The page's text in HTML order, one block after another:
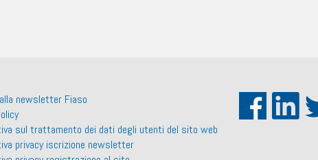
newsletter Fiaso
sul trattamento dei dati degli utenti del sito web
privacy iscrizione newsletter